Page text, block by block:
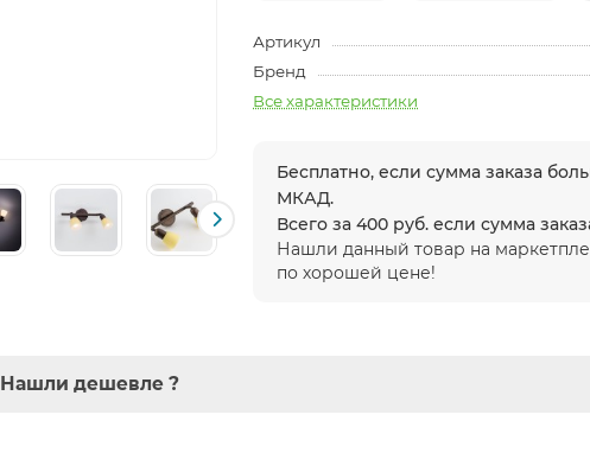
Артикул
Бренд
Все характеристики
Бесплатно, если сумма заказа
МКАД.
Всего за 400 руб. если сумма
Нашли данный товар на
по хорошей цене!
Нашли дешевле ?